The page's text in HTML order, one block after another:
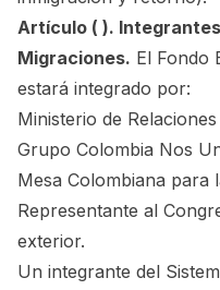
Artículo ( ).
Migraciones. El Fondo
estará integrado por:
Ministerio de
Grupo Colombia Nos
Mesa Colombiana para
Representante al
exterior.
Un integrante del